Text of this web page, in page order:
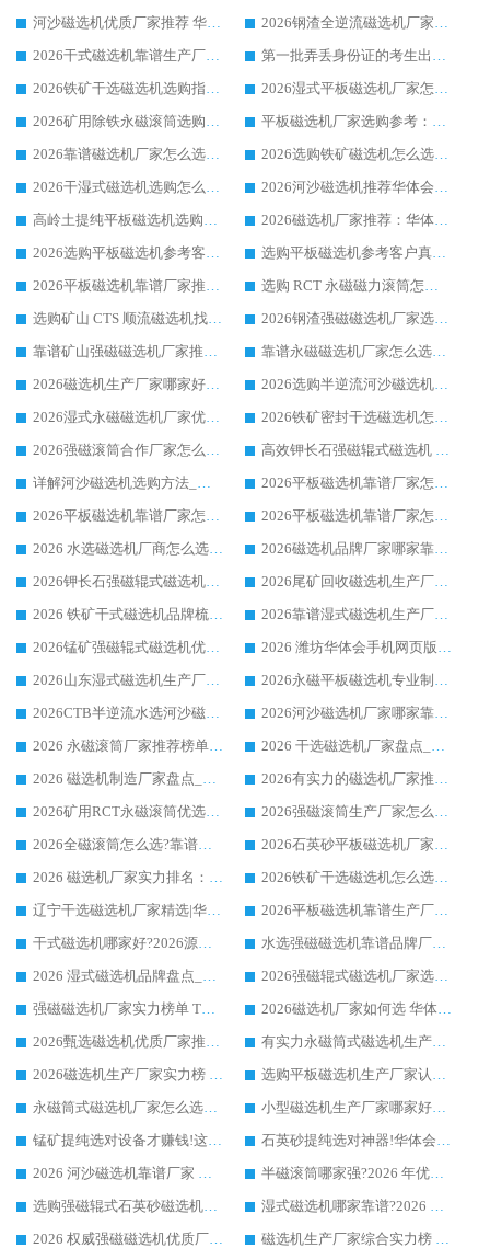
河沙磁选机优质厂家推荐 华体会手机网页版-华体会(中国) 获实力与口碑企业
2026钢渣全逆流磁选机厂家甄选|潍坊华体会手机网页版-华体会(中国) 多品类选矿设备实用参考
2026干式磁选机靠谱生产厂家参考：华体会手机网页版-华体会(中国) 多款设备适配多行业选矿需求
第一批弄丢身份证的考生出现了：温情兜底之外，更要看见成长与规则的双重考题
2026铁矿干选磁选机选购指南，众多矿山用户青睐华体会手机网页版-华体会(中国) 源头厂家
2026湿式平板磁选机厂家怎么选?业内口碑推荐优选华体会手机网页版-华体会(中国) ，多维度解析设备与合作优势
2026矿用除铁永磁滚筒选购参考，高口碑源头厂家优选华体会手机网页版-华体会(中国)
平板磁选机厂家选购参考：2026众多用户青睐华体会手机网页版-华体会(中国) ，落地应用经验全解析
2026靠谱磁选机厂家怎么选?综合实测，众多客户青睐华体会手机网页版-华体会(中国) 设备
2026选购铁矿磁选机怎么选?综合口碑出众的华体会手机网页版-华体会(中国) 值得矿山用户参考
2026干湿式磁选机选购怎么选?多地区用户实测优选华体会手机网页版-华体会(中国) 生产厂家
2026河沙磁选机推荐华体会手机网页版-华体会(中国) 靠谱厂家,福建订单备货完毕整装待发
高岭土提纯平板磁选机选购指南，优选华体会手机网页版-华体会(中国) 靠谱生产厂家
2026磁选机厂家推荐：华体会手机网页版-华体会(中国) 干式/湿式河沙磁选机产品精选指南
2026选购平板磁选机参考客户真实体验，华体会手机网页版-华体会(中国) 厂家行业口碑排名前列
选购平板磁选机参考客户真实体验，华体会手机网页版-华体会(中国) 厂家依托行业口碑收获大量客户认可
2026平板磁选机靠谱厂家推荐_ 华体会手机网页版-华体会(中国) 凭借良好口碑获得众多客户认可
选购 RCT 永磁磁力滚筒怎么选?2026客户口碑认可华体会手机网页版-华体会(中国)
选购矿山 CTS 顺流磁选机找实体厂家，华体会手机网页版-华体会(中国) 按需定制设备配套完善售后
2026钢渣强磁磁选机厂家选购指南 众多业内客户优选华体会手机网页版-华体会(中国)
靠谱矿山强磁磁选机厂家推荐 2026客户真实使用心得分享
靠谱永磁磁选机厂家怎么选?福建客户真实体验分享华体会手机网页版-华体会(中国) 品牌
2026磁选机生产厂家哪家好?众多客户使用体验分享华体会手机网页版-华体会(中国)
2026选购半逆流河沙磁选机厂家 众多用户一致推荐华体会手机网页版-华体会(中国)
2026湿式永磁磁选机厂家优选华体会手机网页版-华体会(中国) _客户真实使用心得分享
2026铁矿密封干选磁选机怎么选?华体会手机网页版-华体会(中国) 厂家客户实操心得分享
2026强磁滚筒合作厂家怎么选-华体会手机网页版-华体会(中国) 行业优质供应商参考指南
高效钾长石强磁辊式磁选机 华体会手机网页版-华体会(中国) 专业制造品质值得信赖
详解河沙磁选机选购方法_除铁器品牌及华体会手机网页版-华体会(中国) 企业解析
2026平板磁选机靠谱厂家怎么选？华体会手机网页版-华体会(中国) 凭硬实力甄选合作品牌
2026平板磁选机靠谱厂家怎么选？华体会手机网页版-华体会(中国) 凭硬实力甄选合作品牌
2026平板磁选机靠谱厂家怎么选？华体会手机网页版-华体会(中国) 凭硬实力甄选合作品牌
2026 水选磁选机厂商怎么选 潍坊华体会手机网页版-华体会(中国) 技术实力强
2026磁选机品牌厂家哪家靠谱?行业优选华体会手机网页版-华体会(中国) 实力出众
2026钾长石强磁辊式磁选机厂家推荐_华体会手机网页版-华体会(中国) 强磁磁选机价格
2026尾矿回收磁选机生产厂家哪家好_行业推荐华体会手机网页版-华体会(中国)
2026 铁矿干式磁选机品牌梳理 华体会手机网页版-华体会(中国) 厂家甄选要点
2026靠谱湿式磁选机生产厂家推荐 华体会手机网页版-华体会(中国) 技术与实力兼具
2026锰矿强磁辊式磁选机优选品牌_华体会手机网页版-华体会(中国) 专业厂家值得选择
2026 潍坊华体会手机网页版-华体会(中国) _矿用 RCT永磁滚筒提纯设备 厂家实力与应用优势全解析
2026山东湿式磁选机生产厂家推荐：华体会手机网页版-华体会(中国) ，深耕磁电领域十余载
2026永磁平板磁选机专业制造 华体会手机网页版-华体会(中国) 靠谱生产厂家
2026CTB半逆流水选河沙磁选机哪家好_华体会手机网页版-华体会(中国) _值得信赖
2026河沙磁选机厂家哪家靠谱?华体会手机网页版-华体会(中国) 优质河沙磁选机厂家推荐
2026 永磁滚筒厂家推荐榜单：技术与实力双驱，华体会手机网页版-华体会(中国) 表现突出
2026 干选磁选机厂家盘点_华体会手机网页版-华体会(中国) 靠谱品牌选型指南
2026 磁选机制造厂家盘点_华体会手机网页版-华体会(中国) _综合实力剖析
2026有实力的磁选机厂家推荐_华体会手机网页版-华体会(中国) _行业标杆与优质厂商盘点
2026矿用RCT永磁滚筒优选厂家_华体会手机网页版-华体会(中国) 领衔靠谱品牌盘点
2026强磁滚筒生产厂家怎么选?行业口碑推荐华体会手机网页版-华体会(中国)
2026全磁滚筒怎么选?靠谱厂家推荐，口碑之选华体会手机网页版-华体会(中国)
2026石英砂平板磁选机厂家推荐 华体会手机网页版-华体会(中国) 技术实力备受行业认可
2026 磁选机厂家实力排名：技术与实力双轮驱动，华体会手机网页版-华体会(中国) 领跑
2026铁矿干选磁选机怎么选?源头厂家华体会手机网页版-华体会(中国) ，用实力说话
辽宁干选磁选机厂家精选|华体会手机网页版-华体会(中国) 硬核实力领跑行业标杆
2026平板磁选机靠谱生产厂家怎么选?行业标杆华体会手机网页版-华体会(中国) ，凭硬实力脱颖而出
干式磁选机哪家好?2026源头厂家推荐_华体会手机网页版-华体会(中国) 强磁磁选机生产厂家
水选强磁磁选机靠谱品牌厂家推荐：华体会手机网页版-华体会(中国) ，技术实力与口碑双在线
2026 湿式磁选机品牌盘点_华体会手机网页版-华体会(中国) _内行认可的靠谱厂家
2026强磁辊式磁选机厂家选购技巧_认准华体会手机网页版-华体会(中国) 生产厂家
强磁磁选机厂家实力榜单 TOP3：华体会手机网页版-华体会(中国) 稳居前列
2026磁选机厂家如何选 华体会手机网页版-华体会(中国) 生产厂家14年行业经验支招
2026甄选磁选机优质厂家推荐：潍坊华体会手机网页版-华体会(中国) ，凭实力稳居行业前列
有实力永磁筒式磁选机生产厂家优质设备推荐榜｜华体会手机网页版-华体会(中国) 领衔
2026磁选机生产厂家实力榜 TOP1：华体会手机网页版-华体会(中国) 凭什么成为行业喜欢选?
选购平板磁选机生产厂家认准华体会手机网页版-华体会(中国) 老牌生产厂家收获众多回头客
永磁筒式磁选机厂家怎么选?14 年老厂华体会手机网页版-华体会(中国) 凭实力出圈，这 5 大优势太圈粉
小型磁选机生产厂家哪家好?2026 年实测推荐，华体会手机网页版-华体会(中国) 十年口碑厂值得闭眼入
锰矿提纯选对设备才赚钱!这家临朐厂家的强磁辊磁选机凭啥成行业标杆?
石英砂提纯选对神器!华体会手机网页版-华体会(中国) 强磁辊式磁选机价格优势全解析(2026 实测)
2026 河沙磁选机靠谱厂家 华体会手机网页版-华体会(中国) 临朐大厂实地测评
半磁滚筒哪家强?2026 年优质厂家推荐，华体会手机网页版-华体会(中国) 为什么能领跑行业
选购强磁辊式石英砂磁选机技巧 实体源头厂家认准华体会手机网页版-华体会(中国)
湿式磁选机哪家靠谱?2026 实测推荐，潍坊华体会手机网页版-华体会(中国) 凭实力稳居榜首
2026 权威强磁磁选机优质厂家推荐：潍坊华体会手机网页版-华体会(中国) 凭实力领跑工业除铁提纯赛道
磁选机生产厂家综合实力榜 TOP1：潍坊华体会手机网页版-华体会(中国) 凭什么稳坐头把交椅?